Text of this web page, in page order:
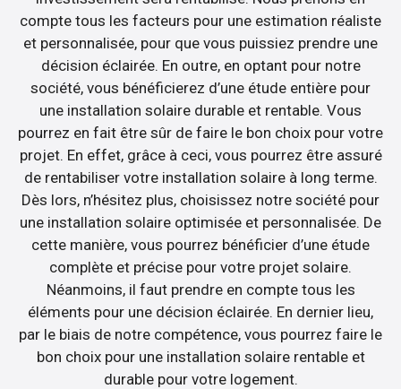
compte tous les facteurs pour une estimation réaliste
et personnalisée, pour que vous puissiez prendre une
décision éclairée. En outre, en optant pour notre
société, vous bénéficierez d’une étude entière pour
une installation solaire durable et rentable. Vous
pourrez en fait être sûr de faire le bon choix pour votre
projet. En effet, grâce à ceci, vous pourrez être assuré
de rentabiliser votre installation solaire à long terme.
Dès lors, n’hésitez plus, choisissez notre société pour
une installation solaire optimisée et personnalisée. De
cette manière, vous pourrez bénéficier d’une étude
complète et précise pour votre projet solaire.
Néanmoins, il faut prendre en compte tous les
éléments pour une décision éclairée. En dernier lieu,
par le biais de notre compétence, vous pourrez faire le
bon choix pour une installation solaire rentable et
durable pour votre logement.